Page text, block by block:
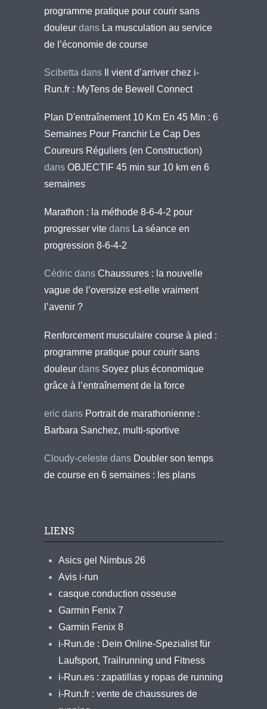
programme pratique pour courir sans
douleur dans La musculation au service
de l’économie de course
Scibetta dans
Il vient d’arriver chez i-
Run.fr : MyTens de Bewell Connect
Plan D'entraînement 10 Km En 45 Min : 6
Semaines Pour Franchir Le Cap Des
Coureurs Réguliers (en Construction)
dans OBJECTIF 45 min sur 10 km en 6
semaines
Marathon : la méthode 8-6-4-2 pour
progresser vite dans La séance en
progression 8-6-4-2
Cédric dans Chaussures : la nouvelle
vague de l’oversize est-elle vraiment
l’avenir ?
Renforcement musculaire course à pied :
programme pratique pour courir sans
douleur dans Soyez plus économique
grâce à l’entraînement de la force
eric dans Portrait de marathonienne :
Barbara Sanchez, multi-sportive
Cloudy-celeste dans Doubler son temps
de course en 6 semaines : les plans
LIENS
Asics gel Nimbus 26
Avis i-run
casque conduction osseuse
Garmin Fenix 7
Garmin Fenix 8
i-Run.de : Dein Online-Spezialist für
Laufsport, Trailrunning und Fitness
i-Run.es : zapatillas y ropas de running
i-Run.fr : vente de chaussures de